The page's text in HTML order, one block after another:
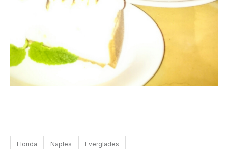
Florida Naples Everglades